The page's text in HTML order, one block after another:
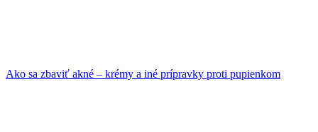
Ako sa zbaviť akné – krémy a iné prípravky proti pupienkom